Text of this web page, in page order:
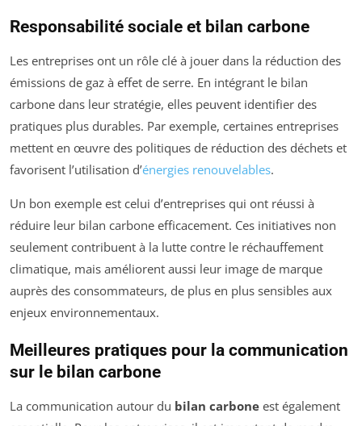
Responsabilité sociale et bilan carbone
Les entreprises ont un rôle clé à jouer dans la réduction des
émissions de gaz à effet de serre. En intégrant le bilan
carbone dans leur stratégie, elles peuvent identifier des
pratiques plus durables. Par exemple, certaines entreprises
mettent en œuvre des politiques de réduction des déchets et
favorisent l’utilisation d’énergies renouvelables.
Un bon exemple est celui d’entreprises qui ont réussi à
réduire leur bilan carbone efficacement. Ces initiatives non
seulement contribuent à la lutte contre le réchauffement
climatique, mais améliorent aussi leur image de marque
auprès des consommateurs, de plus en plus sensibles aux
enjeux environnementaux.
Meilleures pratiques pour la communication
sur le bilan carbone
La communication autour du bilan carbone est également